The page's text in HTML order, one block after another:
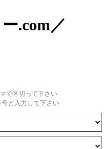
.com／
で区切って下さい
と入力して下さい